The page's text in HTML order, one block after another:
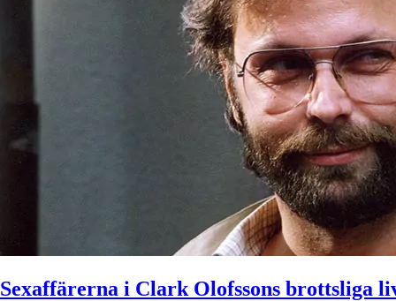
Sexaffärerna i Clark Olofssons brottsliga